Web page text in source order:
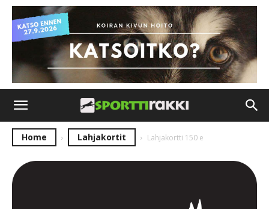
Home Lahjakortit Lahjakortti 150 e